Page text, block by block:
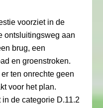
voorziet in de
ontsluitingsweg aan
brug, een
en groenstroken.
ten onrechte geen
voor het plan.
de categorie D.11.2